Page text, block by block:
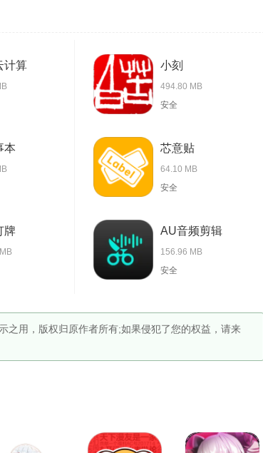
计算 小刻
494.80 MB
安全
本 芯意贴
64.10 MB
安全
牌 AU音频剪辑
156.96 MB
安全
之用，版权归原作者所有;如果侵犯了您的权益，请来